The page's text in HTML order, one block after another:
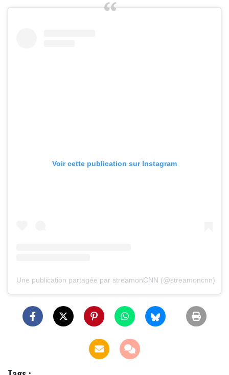
Voir cette publication sur Instagram
Une publication partagée par streamonCNN (@streamoncnn)